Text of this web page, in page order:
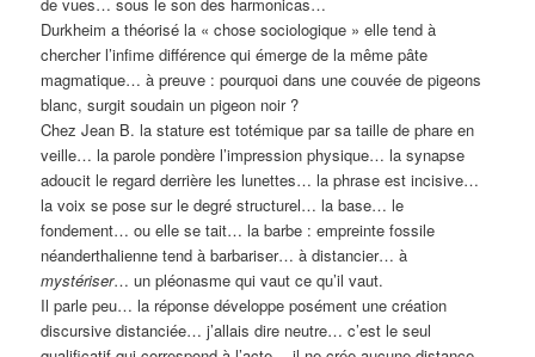
Durkheim a théorisé la « chose sociologique » elle tend à
chercher l’infime différence qui émerge de la même pâte
magmatique… à preuve : pourquoi dans une couvée de pigeons
blanc, surgit soudain un pigeon noir ?
Chez Jean B. la stature est totémique par sa taille de phare en
veille… la parole pondère l’impression physique… la synapse
adoucit le regard derrière les lunettes… la phrase est incisive…
la voix se pose sur le degré structurel… la base… le
fondement… ou elle se tait… la barbe : empreinte fossile
néanderthalienne tend à barbariser… à distancier… à
mystériser… un pléonasme qui vaut ce qu’il vaut.
Il parle peu… la réponse développe posément une création
discursive distanciée… j’allais dire neutre… c’est le seul